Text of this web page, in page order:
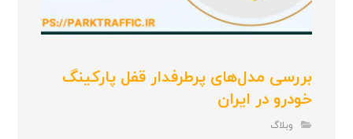
بررسی مدل‌های پرطرفدار قفل پارکینگ
خودرو در ایران
وبلاگ